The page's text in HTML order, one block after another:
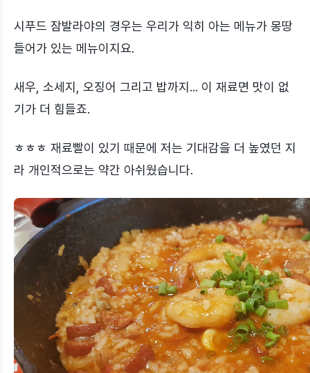
시푸드 잠발라야의 경우는 우리가 익히 아는 메뉴가 몽땅
들어가 있는 메뉴이지요.
새우, 소세지, 오징어 그리고 밥까지... 이 재료면 맛이 없
기가 더 힘들죠.
ㅎㅎㅎ 재료빨이 있기 때문에 저는 기대감을 더 높였던 지
라 개인적으로는 약간 아쉬웠습니다.